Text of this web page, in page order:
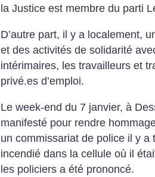
la Justice est membre du parti
D’autre part, il y a localement,
et des activités de solidarité
intérimaires, les travailleurs et
privé.es d’emploi.
Le week-end du 7 janvier, à
manifesté pour rendre
un commissariat de police il y
incendié dans la cellule où il
les policiers a été prononcé.